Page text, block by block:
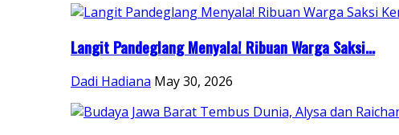
Langit Pandeglang Menyala! Ribuan Warga Saksi...
Dadi Hadiana May 30, 2026